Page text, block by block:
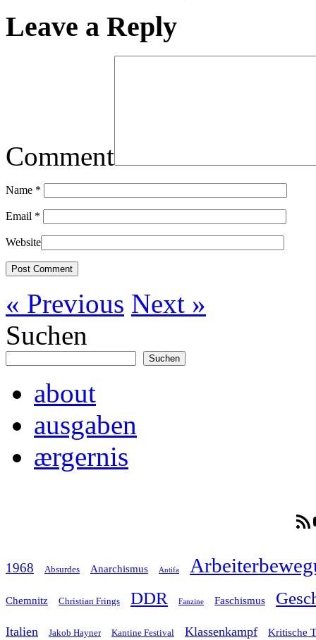
Leave a Reply
Comment
Name *
Email *
Website
« Previous Next »
Suchen
Suchen
about
ausgaben
ærgernis
RSS-
1968 Absurdes Anarchismus Antifa
Chemnitz Christian Frings DDR Fanzine Faschismus
Italien Jakob Hayner Kantine Festival Klassenkampf Kritische